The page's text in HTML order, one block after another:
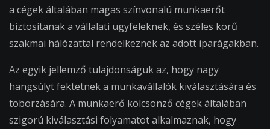
a cégek általában magas színvonalú munkaerőt
biztosítanak a vállalati ügyfeleknek, és széles körű
szakmai hálózattal rendelkeznek az adott iparágakban.
Az egyik jellemző tulajdonságuk az, hogy nagy
hangsúlyt fektetnek a munkavállalók kiválasztására és
toborzására. A munkaerő kölcsönző cégek általában
szigorú kiválasztási folyamatot alkalmaznak, hogy